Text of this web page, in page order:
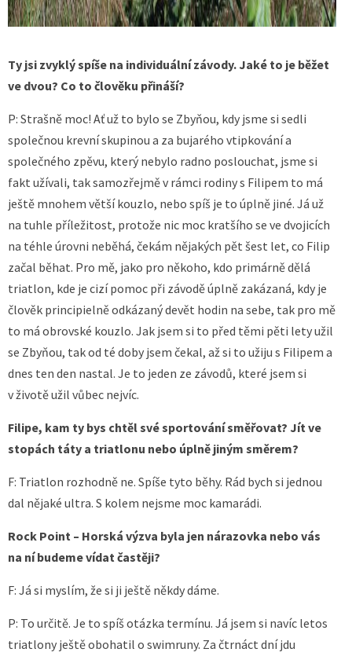
Ty jsi zvyklý spíše na individuální závody. Jaké to je běžet
ve dvou? Co to člověku přináší?
P: Strašně moc! Ať už to bylo se Zbyňou, kdy jsme si sedli
společnou krevní skupinou a za bujarého vtipkování a
společného zpěvu, který nebylo radno poslouchat, jsme si
fakt užívali, tak samozřejmě v rámci rodiny s Filipem to má
ještě mnohem větší kouzlo, nebo spíš je to úplně jiné. Já už
na tuhle příležitost, protože nic moc kratšího se ve dvojicích
na téhle úrovni neběhá, čekám nějakých pět šest let, co Filip
začal běhat. Pro mě, jako pro někoho, kdo primárně dělá
triatlon, kde je cizí pomoc při závodě úplně zakázaná, kdy je
člověk principielně odkázaný devět hodin na sebe, tak pro mě
to má obrovské kouzlo. Jak jsem si to před těmi pěti lety užil
se Zbyňou, tak od té doby jsem čekal, až si to užiju s Filipem a
dnes ten den nastal. Je to jeden ze závodů, které jsem si
v životě užil vůbec nejvíc.
Filipe, kam ty bys chtěl své sportování směřovat? Jít ve
stopách táty a triatlonu nebo úplně jiným směrem?
F: Triatlon rozhodně ne. Spíše tyto běhy. Rád bych si jednou
dal nějaké ultra. S kolem nejsme moc kamarádi.
Rock Point – Horská výzva byla jen nárazovka nebo vás
na ní budeme vídat častěji?
F: Já si myslím, že si ji ještě někdy dáme.
P: To určitě. Je to spíš otázka termínu. Já jsem si navíc letos
triatlony ještě obohatil o swimruny. Za čtrnáct dní jdu